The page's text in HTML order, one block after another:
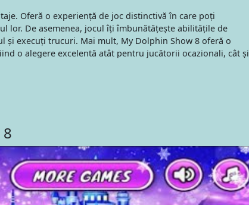
Oferă o experiență de joc distinctivă în care poți
lor. De asemenea, jocul îți îmbunătățește abilitățile de
și execuți trucuri. Mai mult, My Dolphin Show 8 oferă o
o alegere excelentă atât pentru jucătorii ocazionali, cât și